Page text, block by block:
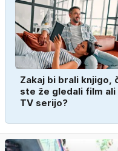
Zakaj bi brali knjigo,
ste že gledali film ali
TV serijo?